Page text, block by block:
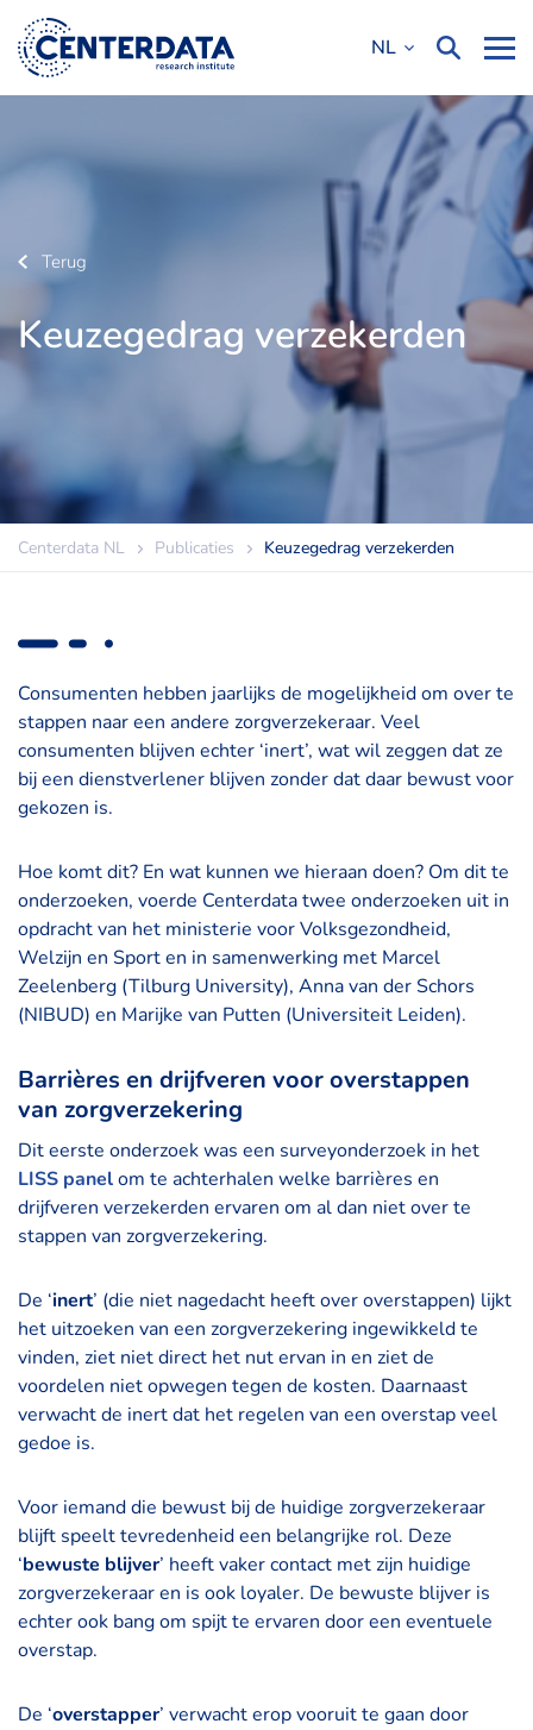
NL
Terug
Keuzegedrag verzekerden
Centerdata NL Publicaties Keuzegedrag verzekerden
Consumenten hebben jaarlijks de mogelijkheid om over te
stappen naar een andere zorgverzekeraar. Veel
consumenten blijven echter ‘inert’, wat wil zeggen dat ze
bij een dienstverlener blijven zonder dat daar bewust voor
gekozen is.
Hoe komt dit? En wat kunnen we hieraan doen? Om dit te
onderzoeken, voerde Centerdata twee onderzoeken uit in
opdracht van het ministerie voor Volksgezondheid,
Welzijn en Sport en in samenwerking met Marcel
Zeelenberg (Tilburg University), Anna van der Schors
(NIBUD) en Marijke van Putten (Universiteit Leiden).
Barrières en drijfveren voor overstappen
van zorgverzekering
Dit eerste onderzoek was een surveyonderzoek in het
LISS panelom te achterhalen welke barrières en
drijfveren verzekerden ervaren om al dan niet over te
stappen van zorgverzekering.
De ‘inert’ (die niet nagedacht heeft over overstappen) lijkt
het uitzoeken van een zorgverzekering ingewikkeld te
vinden, ziet niet direct het nut ervan in en ziet de
voordelen niet opwegen tegen de kosten. Daarnaast
verwacht de inert dat het regelen van een overstap veel
gedoe is.
Voor iemand die bewust bij de huidige zorgverzekeraar
blijft speelt tevredenheid een belangrijke rol. Deze
‘bewuste blijver’ heeft vaker contact met zijn huidige
zorgverzekeraar en is ook loyaler. De bewuste blijver is
echter ook bang om spijt te ervaren door een eventuele
overstap.
De ‘overstapper’ verwacht erop vooruit te gaan door